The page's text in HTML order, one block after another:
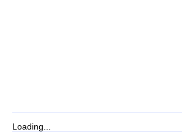
Loading...